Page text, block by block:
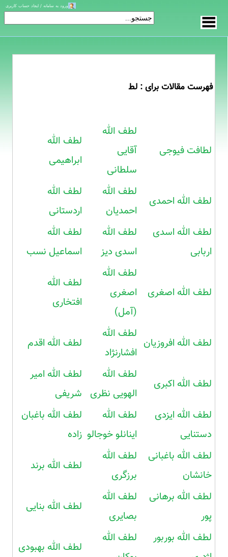
فهرست مقالات برای : لط
لطافت فیوجی
لطف الله
آقایی
سلطانی
لطف الله
ابراهیمی
لطف الله احمدی
لطف الله
احمدیان
لطف الله
اردستانی
لطف الله اسدی
اربابی
لطف الله
اسدی دیز
لطف الله
اسماعیل نسب
لطف الله اصغری
لطف الله
اصغری
(آمل)
لطف الله
افتخاری
لطف الله افروزیان
لطف الله
افشارنژاد
لطف الله اقدم
لطف الله اکبری
لطف الله
الهویی نظری
لطف الله امیر
شریفی
لطف الله ایزدی
دستنایی
لطف الله
اینانلو خوجالو
لطف الله باغبان
زاده
لطف الله باغبانی
خانشان
لطف الله
برزگری
لطف الله برند
لطف الله برهانی
پور
لطف الله
بصایری
لطف الله بنایی
لطف الله بوربور
لطف الله
لطف الله بهبودی
ورود به سامانه / ایجاد حساب کاربری